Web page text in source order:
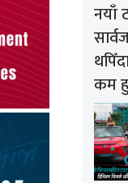
नयाँ
कम